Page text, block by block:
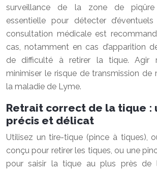
surveillance de la zone de
essentielle pour détecter
consultation médicale est
cas, notamment en cas d’apparition
de difficulté à retirer la tique. Agir
minimiser le risque de transmission de
la maladie de Lyme.
Retrait correct de la tique :
précis et délicat
Utilisez un tire-tique (pince à tiques),
conçu pour retirer les tiques, ou une
pour saisir la tique au plus près de